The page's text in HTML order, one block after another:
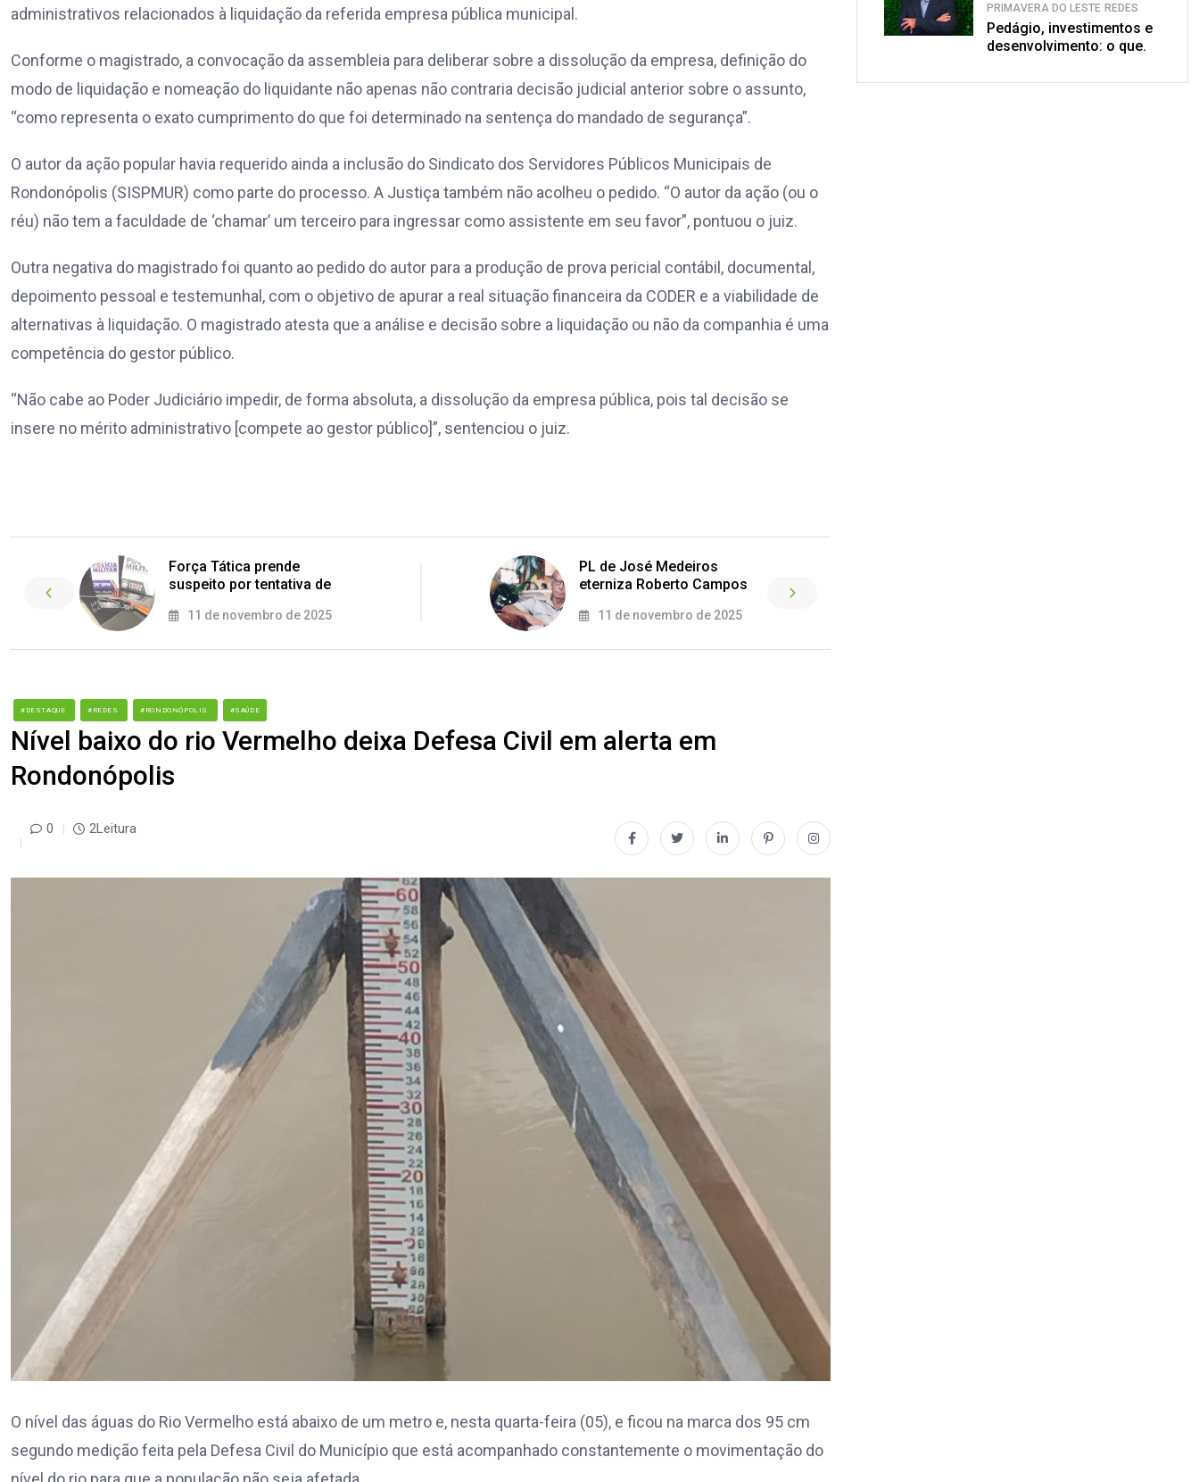
administrativos relacionados à liquidação da referida empresa pública municipal.
Conforme o magistrado, a convocação da assembleia para deliberar sobre a dissolução da empresa, definição do
modo de liquidação e nomeação do liquidante não apenas não contraria decisão judicial anterior sobre o assunto,
“como representa o exato cumprimento do que foi determinado na sentença do mandado de segurança”.
O autor da ação popular havia requerido ainda a inclusão do Sindicato dos Servidores Públicos Municipais de
Rondonópolis (SISPMUR) como parte do processo. A Justiça também não acolheu o pedido. “O autor da ação (ou o
réu) não tem a faculdade de ‘chamar’ um terceiro para ingressar como assistente em seu favor”, pontuou o juiz.
Outra negativa do magistrado foi quanto ao pedido do autor para a produção de prova pericial contábil, documental,
depoimento pessoal e testemunhal, com o objetivo de apurar a real situação financeira da CODER e a viabilidade de
alternativas à liquidação. O magistrado atesta que a análise e decisão sobre a liquidação ou não da companhia é uma
competência do gestor público.
“Não cabe ao Poder Judiciário impedir, de forma absoluta, a dissolução da empresa pública, pois tal decisão se
insere no mérito administrativo [compete ao gestor público]”, sentenciou o juiz.
Força Tática prende
suspeito por tentativa de
11 de novembro de 2025
PL de José Medeiros
eterniza Roberto Campos
11 de novembro de 2025
#DESTAQUE #REDES #RONDONÓPOLIS #SAÚDE
Nível baixo do rio Vermelho deixa Defesa Civil em alerta em
Rondonópolis
0 2Leitura
O nível das águas do Rio Vermelho está abaixo de um metro e, nesta quarta-feira (05), e ficou na marca dos 95 cm
segundo medição feita pela Defesa Civil do Município que está acompanhado constantemente o movimentação do
PRIMAVERA DO LESTE REDES
Pedágio, investimentos e
desenvolvimento: o que.